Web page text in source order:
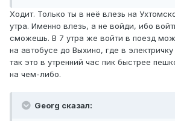
Ходит. Только ты в неё влезь на
утра. Именно влезь, а не войди, ибо
сможешь. В 7 утра же войти в поезд
на автобусе до Выхино, где в
так это в утренний час пик быстрее
на чем-либо.
Georg сказал: